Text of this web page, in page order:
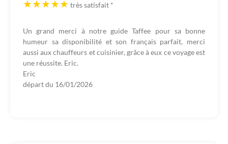
très satisfait *
Un grand merci à notre guide Taffee pour sa bonne
humeur sa disponibilité et son français parfait, merci
aussi aux chauffeurs et cuisinier, grâce à eux ce voyage est
une réussite. Eric.
Eric
départ du 16/01/2026